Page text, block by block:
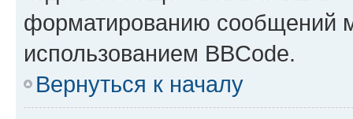
форматированию сообщений
использованием BBCode.
Вернуться к началу